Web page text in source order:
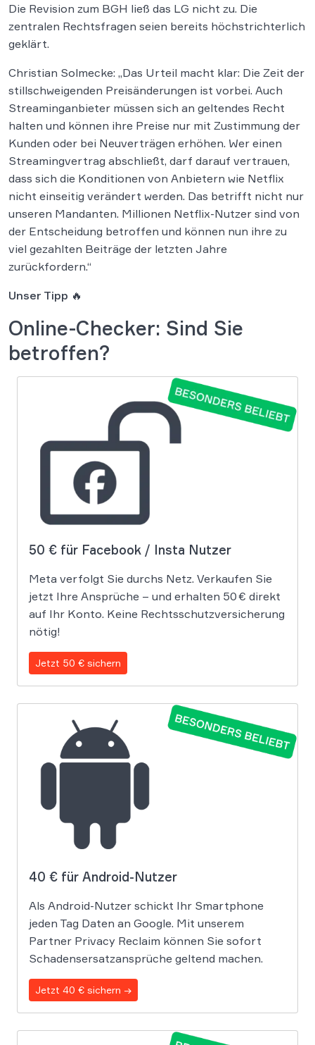
Die Revision zum BGH ließ das LG nicht zu. Die
zentralen Rechtsfragen seien bereits höchstrichterlich
geklärt.
Christian Solmecke: „Das Urteil macht klar: Die Zeit der
stillschweigenden Preisänderungen ist vorbei. Auch
Streaminganbieter müssen sich an geltendes Recht
halten und können ihre Preise nur mit Zustimmung der
Kunden oder bei Neuverträgen erhöhen. Wer einen
Streamingvertrag abschließt, darf darauf vertrauen,
dass sich die Konditionen von Anbietern wie Netflix
nicht einseitig verändert werden. Das betrifft nicht nur
unseren Mandanten. Millionen Netflix-Nutzer sind von
der Entscheidung betroffen und können nun ihre zu
viel gezahlten Beiträge der letzten Jahre
zurückfordern.“
Unser Tipp 🔥
Online-Checker: Sind Sie
betroffen?
50 € für Facebook / Insta Nutzer
Meta verfolgt Sie durchs Netz. Verkaufen Sie
jetzt Ihre Ansprüche – und erhalten 50 € direkt
auf Ihr Konto. Keine Rechtsschutzversicherung
nötig!
Jetzt 50 € sichern
40 € für Android-Nutzer
Als Android-Nutzer schickt Ihr Smartphone
jeden Tag Daten an Google. Mit unserem
Partner Privacy Reclaim können Sie sofort
Schadensersatzansprüche geltend machen.
Jetzt 40 € sichern →